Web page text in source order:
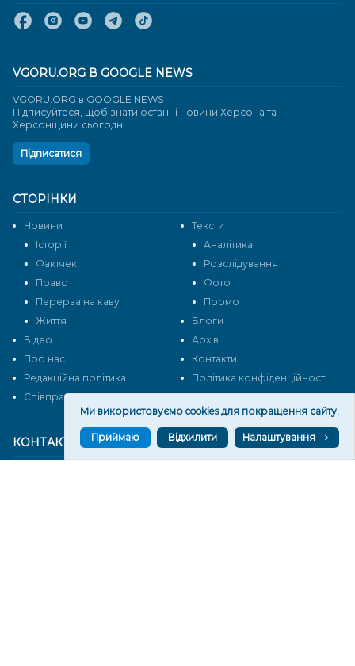
КОНТАКТИ
СТОРІНКИ
Новини
Тексти
Історії
Аналітика
Фактчек
Розслідування
Право
Фото
Перерва на каву
Промо
Життя
Блоги
Відео
Архів
Про нас
Контакти
Редакційна політика
Політика конфіденційності
Cпівпраця
VGORU.ORG В GOOGLE NEWS
VGORU.ORG в GOOGLE NEWS
Підписуйтеся, щоб знати останні новини Херсона та
Херсонщини сьогодні
Підписатися
Ми використовуємо cookies для покращення сайту.
Приймаю Відхилити Налаштування